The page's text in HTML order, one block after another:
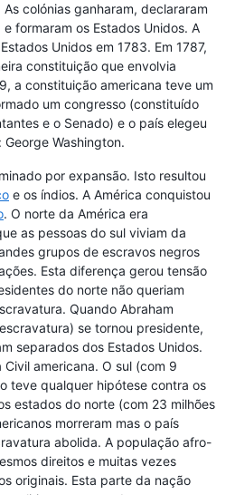
colónias ganharam, declararam
formaram os Estados Unidos. A
Unidos em 1783. Em 1787,
constituição que envolvia
a constituição americana teve um
um congresso (constituído
e o Senado) e o país elegeu
Washington.
por expansão. Isto resultou
e os índios. A América conquistou
. O norte da América era
as pessoas do sul viviam da
grupos de escravos negros
Esta diferença gerou tensão
do norte não queriam
Quando Abraham
se tornou presidente,
separados dos Estados Unidos.
Civil americana. O sul (com 9
teve qualquer hipótese contra os
estados do norte (com 23 milhões
morreram mas o país
abolida. A população afro-
direitos e muitas vezes
originais. Esta parte da nação